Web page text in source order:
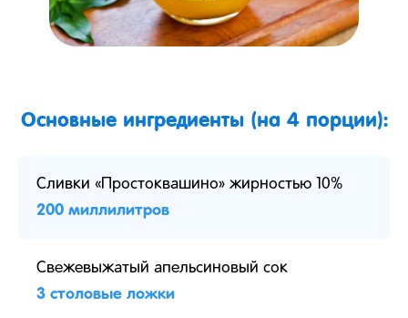
Основные ингредиенты (на 4 порции):
Сливки «Простоквашино» жирностью 10%
200 миллилитров
Свежевыжатый апельсиновый сок
3 столовые ложки